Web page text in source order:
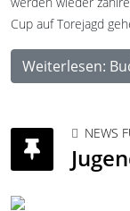
Cup auf Torejagd
Weiterlesen:
NEWS